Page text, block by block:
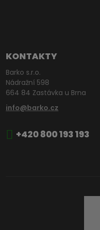
KONTAKTY
Barko s.r.o.
Nádražní 598
664 84 Zastávka u Brna
info@barko.cz
+420 800 193 193